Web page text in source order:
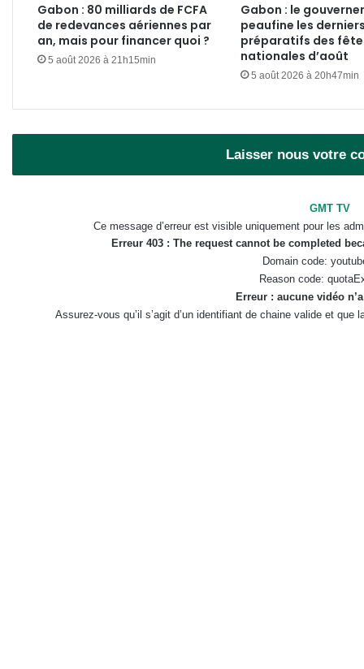
Gabon : 80 milliards de FCFA
de redevances aériennes par
an, mais pour financer quoi ?
5 août 2026 à 21h15min
Gabon : le
peaufine les
préparatifs des
nationales d’août
5 août 2026 à 20h47min
Laisser nous votre
GMT TV
Ce message d’erreur est visible uniquement pour les
Erreur 403 : The request cannot be completed
Domain code:
Reason code:
Erreur : aucune vidéo
Assurez-vous qu’il s’agit d’un identifiant de chaine valide et